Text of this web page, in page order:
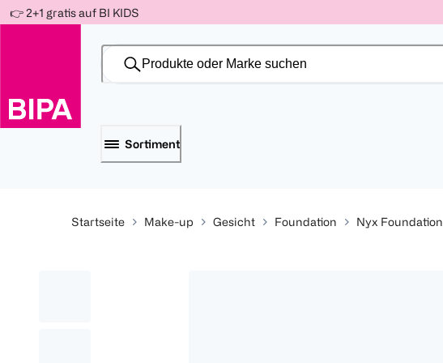
-10%
Für
150 Ös
-15%
Für
300 Ös
-20%
Für
500 Ös
Weiter
zum
👉 2+1 gratis auf BI KIDS
Sortiment
Startseite Make-up Gesicht Foundation Nyx Foundation